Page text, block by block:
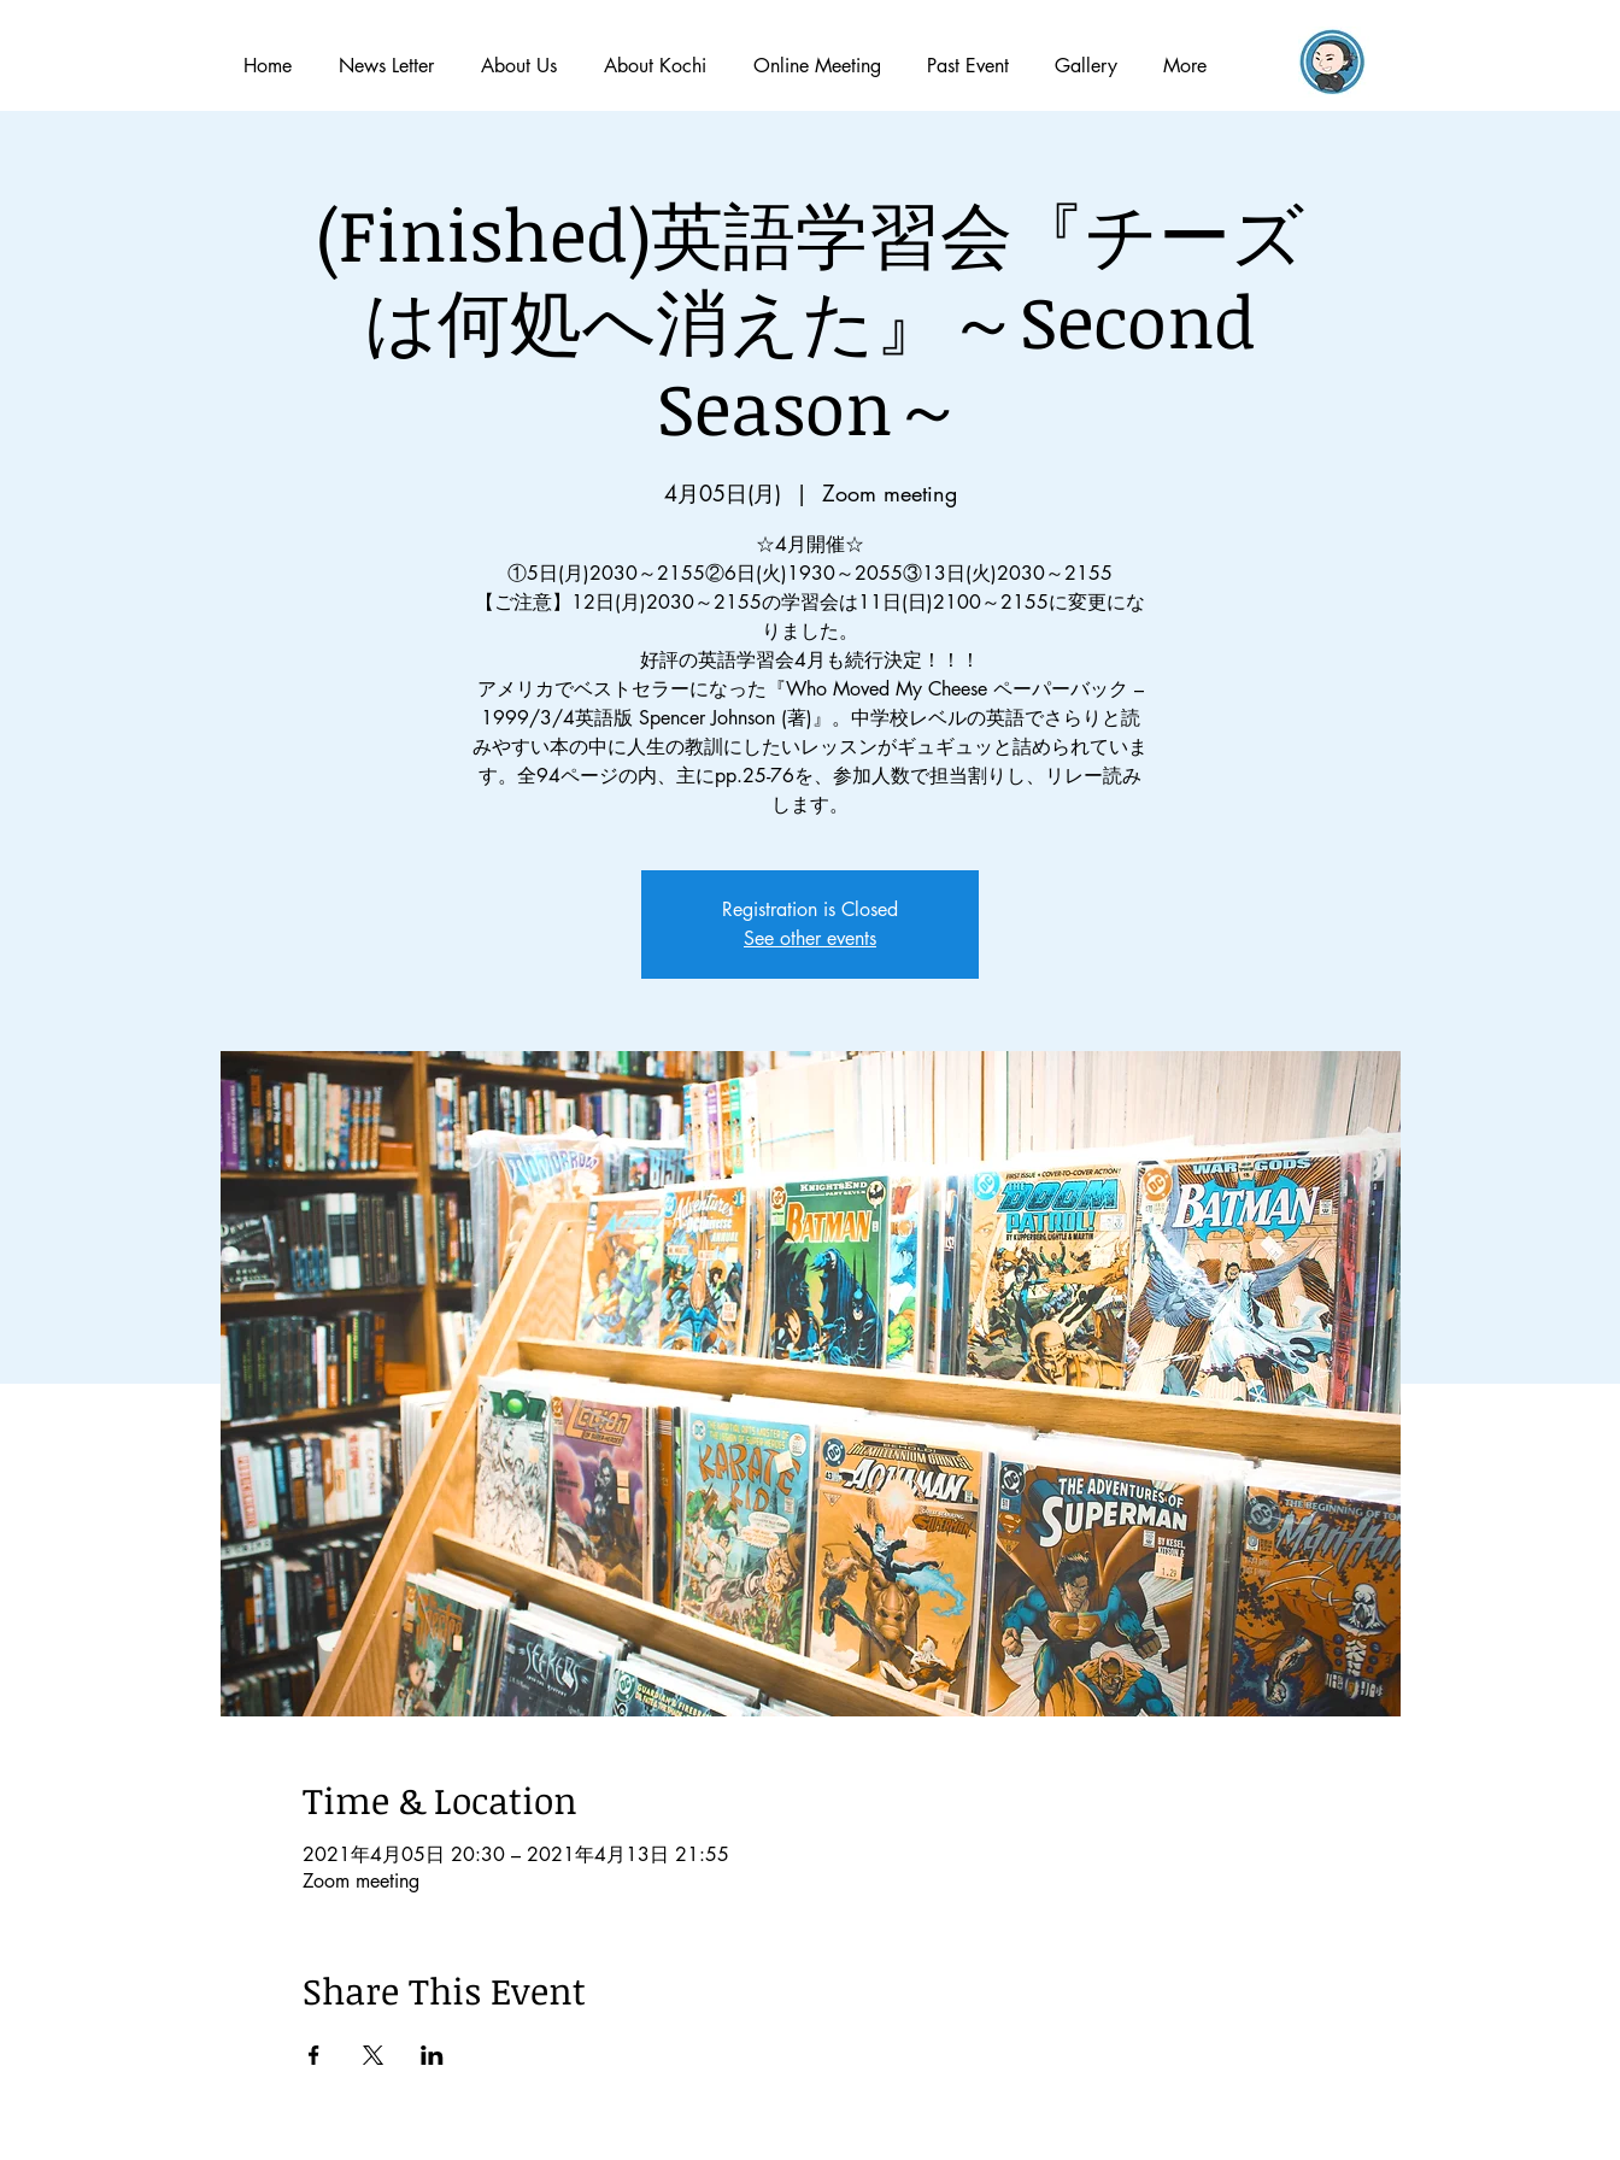
Home News Letter About Us About Kochi Online Meeting Past Event Gallery More
(Finished)英語学習会『チーズ
は何処へ消えた』～Second
Season～
4月05日(月)
  |
Zoom meeting
☆4月開催☆
①5日(月)2030～2155②6日(火)1930～2055③13日(火)2030～2155
【ご注意】12日(月)2030～2155の学習会は11日(日)2100～2155に変更にな
りました。
好評の英語学習会4月も続行決定！！！
アメリカでベストセラーになった『Who Moved My Cheese ペーパーバック –
1999/3/4英語版 Spencer Johnson (著)』。中学校レベルの英語でさらりと読
みやすい本の中に人生の教訓にしたいレッスンがギュギュッと詰められていま
す。全94ページの内、主にpp.25-76を、参加人数で担当割りし、リレー読み
します。
Registration is Closed
See other events
Time & Location
2021年4月05日 20:30 – 2021年4月13日 21:55
Zoom meeting
Share This Event